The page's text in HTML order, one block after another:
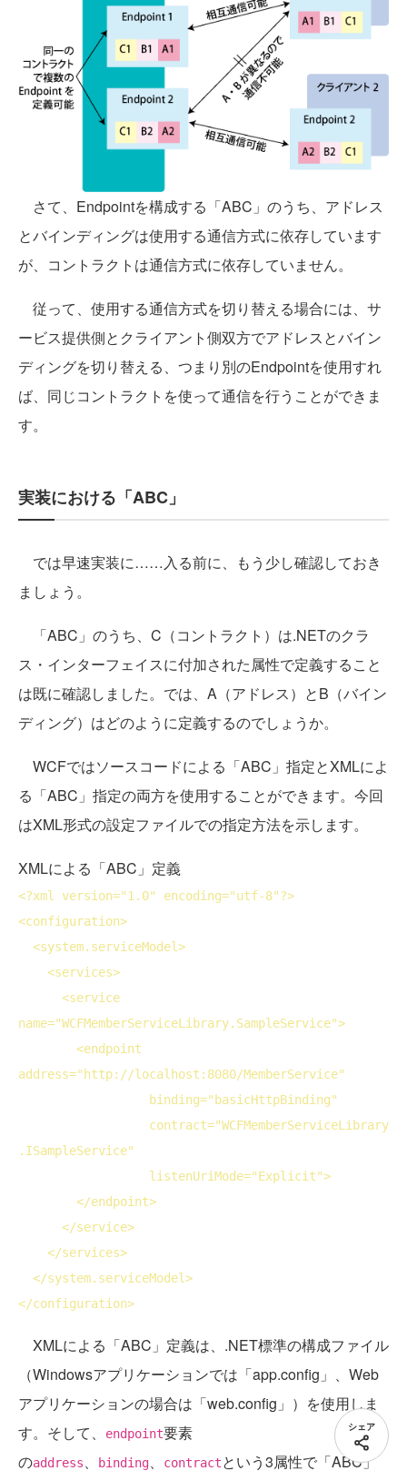
さて、Endpointを構成する「ABC」のうち、アドレス
とバインディングは使用する通信方式に依存しています
が、コントラクトは通信方式に依存していません。
従って、使用する通信方式を切り替える場合には、サ
ービス提供側とクライアント側双方でアドレスとバイン
ディングを切り替える、つまり別のEndpointを使用すれ
ば、同じコントラクトを使って通信を行うことができま
す。
実装における「ABC」
では早速実装に……入る前に、もう少し確認しておき
ましょう。
「ABC」のうち、C（コントラクト）は.NETのクラ
ス・インターフェイスに付加された属性で定義すること
は既に確認しました。では、A（アドレス）とB（バイン
ディング）はどのように定義するのでしょうか。
WCFではソースコードによる「ABC」指定とXMLによ
る「ABC」指定の両方を使用することができます。今回
はXML形式の設定ファイルでの指定方法を示します。
XMLによる「ABC」定義
<?xml version="1.0" encoding="utf-8"?>
<configuration>
<system.serviceModel>
<services>
<service
name="WCFMemberServiceLibrary.SampleService">
<endpoint
address="http://localhost:8080/MemberService"
binding="basicHttpBinding"
contract="WCFMemberServiceLibrary
.ISampleService"
listenUriMode="Explicit">
</endpoint>
</service>
</services>
</system.serviceModel>
</configuration>
XMLによる「ABC」定義は、.NET標準の構成ファイル
（Windowsアプリケーションでは「app.config」、Web
アプリケーションの場合は「web.config」）を使用しま
す。そして、
endpoint要素
のaddress、 binding、 contractという3属性で「ABC」
シェア